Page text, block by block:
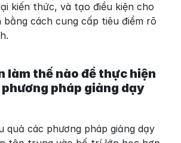
kiến thức, và tạo điều kiện cho
bằng cách cung cấp tiêu điểm rõ
làm thế nào để thực hiện
pháp giảng dạy
quả các phương pháp giảng dạy